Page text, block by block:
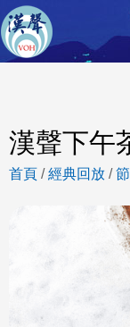
漢聲下午
首頁 /經典回放 /